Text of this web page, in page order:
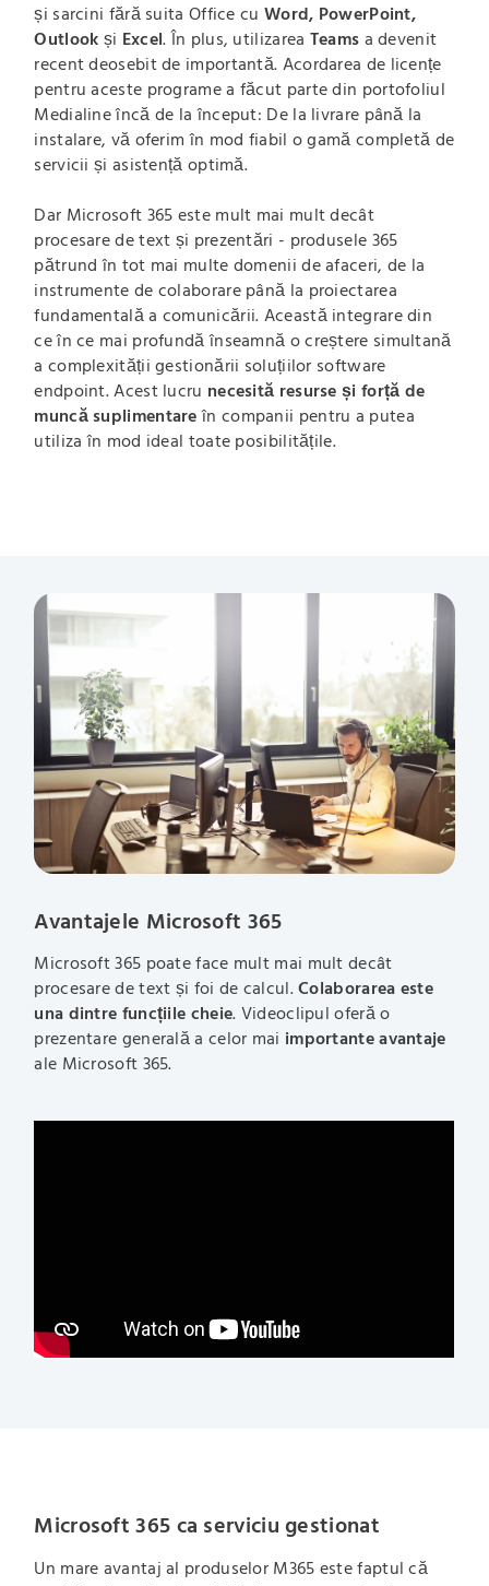
și sarcini fără suita Office cu Word, PowerPoint,
Outlook și Excel. În plus, utilizarea Teams a devenit
recent deosebit de importantă. Acordarea de licențe
pentru aceste programe a făcut parte din portofoliul
Medialine încă de la început: De la livrare până la
instalare, vă oferim în mod fiabil o gamă completă de
servicii și asistență optimă.
Dar Microsoft 365 este mult mai mult decât
procesare de text și prezentări - produsele 365
pătrund în tot mai multe domenii de afaceri, de la
instrumente de colaborare până la proiectarea
fundamentală a comunicării. Această integrare din
ce în ce mai profundă înseamnă o creștere simultană
a complexității gestionării soluțiilor software
endpoint. Acest lucru necesită resurse și forță de
muncă suplimentare în companii pentru a putea
utiliza în mod ideal toate posibilitățile.
Avantajele Microsoft 365
Microsoft 365 poate face mult mai mult decât
procesare de text și foi de calcul.Colaborarea este
una dintre funcțiile cheie. Videoclipul oferă o
prezentare generală a celor mai importante avantaje
ale Microsoft 365.
Microsoft 365 ca serviciu gestionat
Un mare avantaj al produselor M365 este faptul că